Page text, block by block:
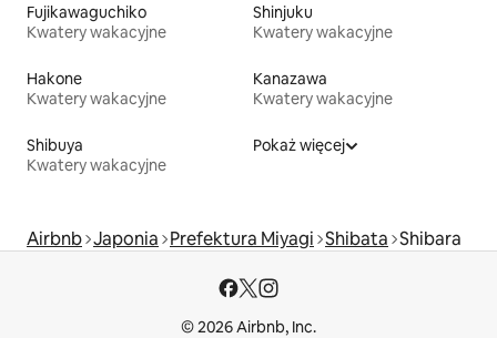
Fujikawaguchiko
Kwatery wakacyjne
Shinjuku
Kwatery wakacyjne
Hakone
Kwatery wakacyjne
Kanazawa
Kwatery wakacyjne
Shibuya
Kwatery wakacyjne
Pokaż więcej
Airbnb Japonia Prefektura Miyagi Shibata Shibara
© 2026 Airbnb, Inc.